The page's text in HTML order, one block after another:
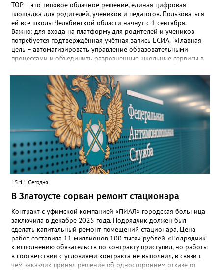
ТОР – это типовое облачное решение, единая цифровая
площадка для родителей, учеников и педагогов. Пользоваться
ей все школы Челябинской области начнут с 1 сентября.
Важно: для входа на платформу для родителей и учеников
потребуется подтверждённая учётная запись ЕСИА. «Главная
цель – автоматизировать управление образовательными
процессами и объединить разрозненные школьные сервисы в
региональном министерстве образования. - Платформа ТОР
“Моя школа” объединит все школьные сервисы в единую
безопасную государственную экосистему. Предполагается, что
переход пройдёт максимально комфортно для пользователей».
Привычные функции - оценки, расписание, домашние задания,
связь с учителями, знакомые пользователям экосистемы
«Госуслуги Моя школа», не просто сохранятся, они будут
собраны в одном месте, подчеркнули в ведомстве. Причём в
этом случае переход на ТОР станет вообще незаметным.
15:11 Сегодня
В Златоусте сорван ремонт стационара
Контракт с уфимской компанией «ПИАЛ» городская больница
заключила в декабре 2025 года. Подрядчик должен был
сделать капитальный ремонт помещений стационара. Цена
работ составила 11 миллионов 100 тысяч рублей. «Подрядчик
к исполнению обязательств по контракту приступил, но работы
в соответствии с условиями контракта не выполнил, в связи с
чем заказчик принял решение об одностороннем отказе от